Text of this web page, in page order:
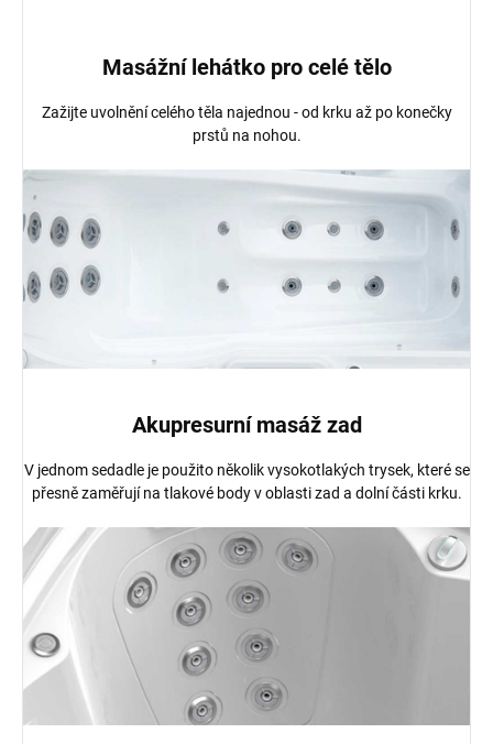
Masážní lehátko pro celé tělo
Zažijte uvolnění celého těla najednou - od krku až po konečky
prstů na nohou.
Akupresurní masáž zad
V jednom sedadle je použito několik vysokotlakých trysek, které se
přesně zaměřují na tlakové body v oblasti zad a dolní části krku.